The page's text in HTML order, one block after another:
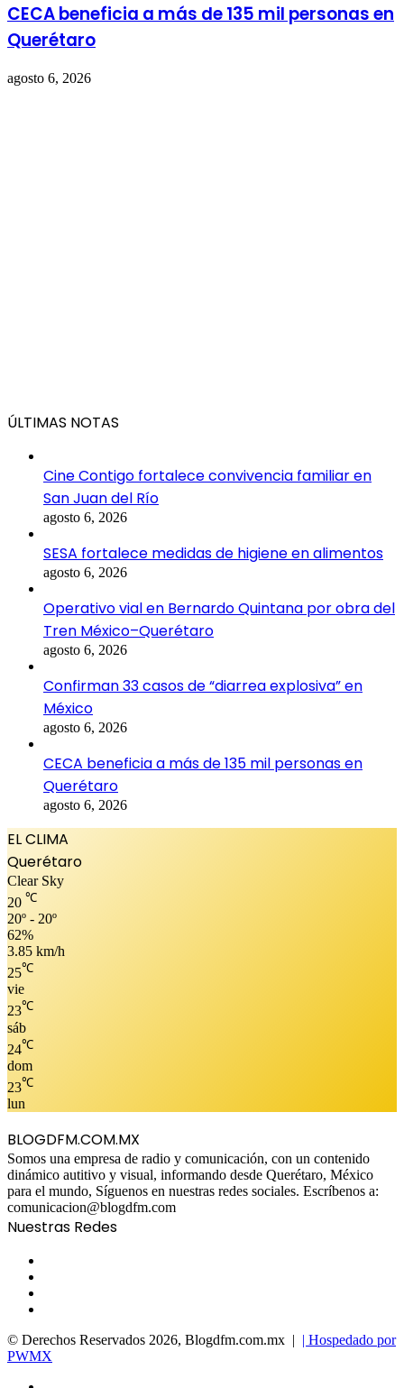
CECA beneficia a más de 135 mil personas en
Querétaro
agosto 6, 2026
ÚLTIMAS NOTAS
Cine Contigo fortalece convivencia familiar en
San Juan del Río
agosto 6, 2026
SESA fortalece medidas de higiene en alimentos
agosto 6, 2026
Operativo vial en Bernardo Quintana por obra del
Tren México–Querétaro
agosto 6, 2026
Confirman 33 casos de “diarrea explosiva” en
México
agosto 6, 2026
CECA beneficia a más de 135 mil personas en
Querétaro
agosto 6, 2026
EL CLIMA
Querétaro
Clear Sky
20 ℃
20º - 20º
62%
3.85 km/h
25℃
vie
23℃
sáb
24℃
dom
23℃
lun
BLOGDFM.COM.MX
Somos una empresa de radio y comunicación, con un contenido
dinámico autitivo y visual, informando desde Querétaro, México
para el mundo, Síguenos en nuestras redes sociales. Escríbenos a:
comunicacion@blogdfm.com
Nuestras Redes
© Derechos Reservados 2026, Blogdfm.com.mx | | Hospedado por
PWMX